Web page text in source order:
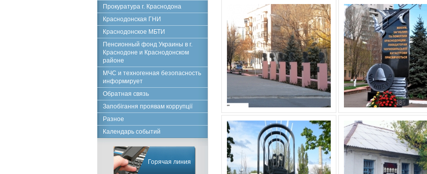
Прокуратура г. Краснодона
Краснодонская ГНИ
Краснодонское МБТИ
Пенсионный фонд Украины в г.
Краснодоне и Краснодонском
районе
МЧС и техногенная безопасность
информирует
Обратная связь
Запобігання проявам коррупції
Разное
Календарь событий
Горячая линия